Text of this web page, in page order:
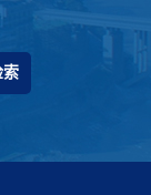
索